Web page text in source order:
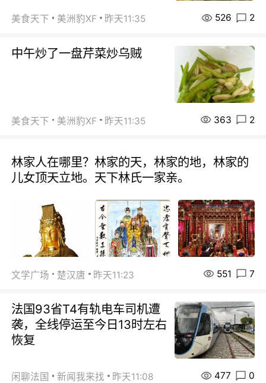
美食天下 美洲豹XF 昨天11:35 526 2
中午炒了一盘芹菜炒乌贼
美食天下 美洲豹XF 昨天11:35 363 2
林家人在哪里？林家的天，林家的地，林家的
儿女顶天立地。天下林氏一家亲。
文学广场 楚汉唐 昨天11:23 551 7
法国93省T4有轨电车司机遭
袭，全线停运至今日13时左右
恢复
闲聊法国 新闻我来找 昨天11:08 477 0